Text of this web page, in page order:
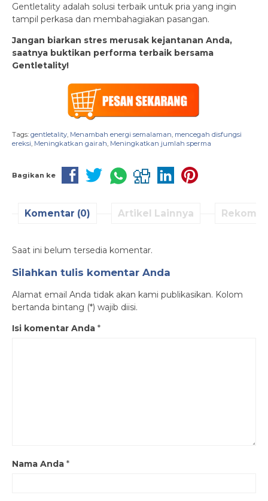
Gentletality adalah solusi terbaik untuk pria yang ingin
tampil perkasa dan membahagiakan pasangan.
Jangan biarkan stres merusak kejantanan Anda,
saatnya buktikan performa terbaik bersama
Gentletality!
Tags: gentletality, Menambah energi semalaman, mencegah disfungsi
ereksi, Meningkatkan gairah, Meningkatkan jumlah sperma
Bagikan ke
Komentar (0) Artikel Lainnya
Saat ini belum tersedia komentar.
Silahkan tulis komentar Anda
Alamat email Anda tidak akan kami publikasikan. Kolom
bertanda bintang (*) wajib diisi.
Isi komentar Anda *
Nama Anda *